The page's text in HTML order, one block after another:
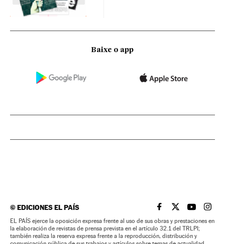
Baixe o app
©EDICIONES EL PAÍS EL PAÍS BRASIL EN
EL PAÍSEL PAÍS
EL
EL PAÍS ejerce la oposición expresa frente al uso de sus obras y prestaciones en
la elaboración de revistas de prensa prevista en el artículo 32.1 del TRLPI;
también realiza la reserva expresa frente a la reproducción, distribución y